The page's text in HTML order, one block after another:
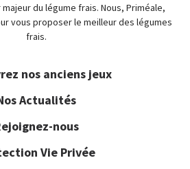
du légume frais. Nous, Priméale,
vous proposer le meilleur des légumes
frais.
nos anciens jeux
Actualités
nous
Vie Privée